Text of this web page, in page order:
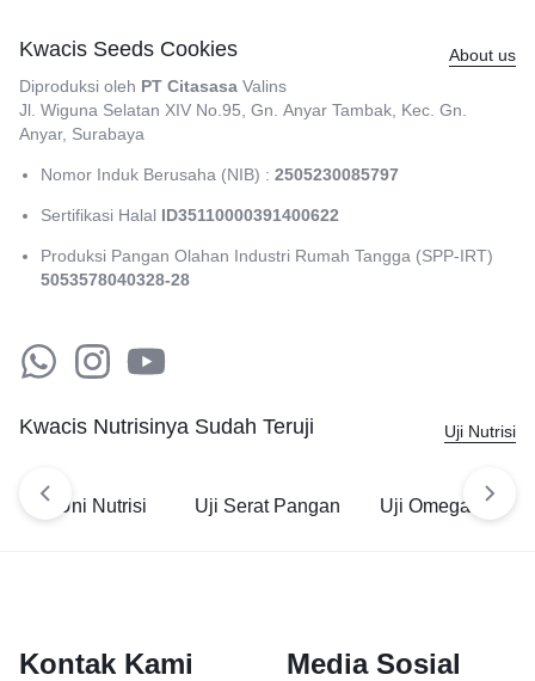
Kwacis Seeds Cookies
About us
Diproduksi oleh PT Citasasa Valins
Jl. Wiguna Selatan XIV No.95, Gn. Anyar Tambak, Kec. Gn.
Anyar, Surabaya​
Nomor Induk Berusaha (NIB) :2505230085797
Sertifikasi Halal ID35110000391400622
Produksi Pangan Olahan Industri Rumah Tangga (SPP-IRT)
5053578040328-28
Kwacis Nutrisinya Sudah Teruji Uji Nutrisi
Uni Nutrisi Uji Serat Pangan Uji Omega 3
Kontak Kami Media Sosial